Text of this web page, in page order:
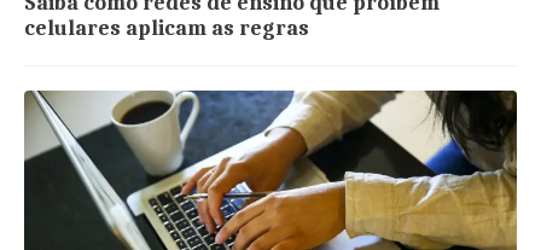
celulares aplicam as regras